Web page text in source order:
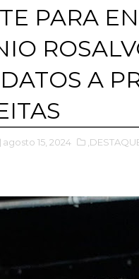
PARA
A
agosto 15, 2024